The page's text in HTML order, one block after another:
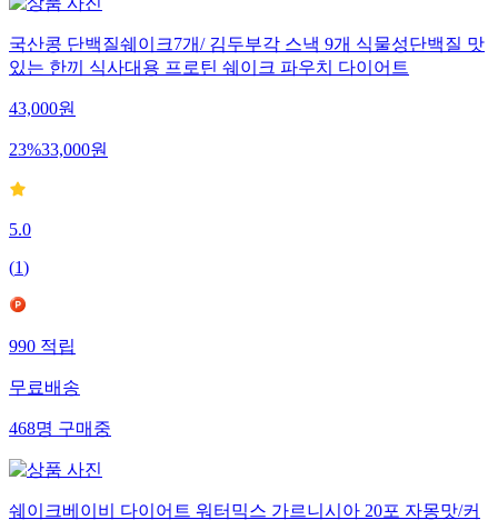
국산콩 단백질쉐이크7개/ 김두부각 스낵 9개 식물성단백질 맛
있는 한끼 식사대용 프로틴 쉐이크 파우치 다이어트
43,000원
23%33,000원
5.0
(1)
990적립
무료배송
468명구매중
쉐이크베이비 다이어트 워터믹스 가르니시아 20포 자몽맛/커